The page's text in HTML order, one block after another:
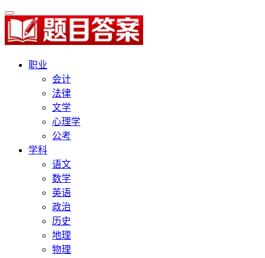
职业
会计
法律
文学
心理学
公考
学科
语文
数学
英语
政治
历史
地理
物理